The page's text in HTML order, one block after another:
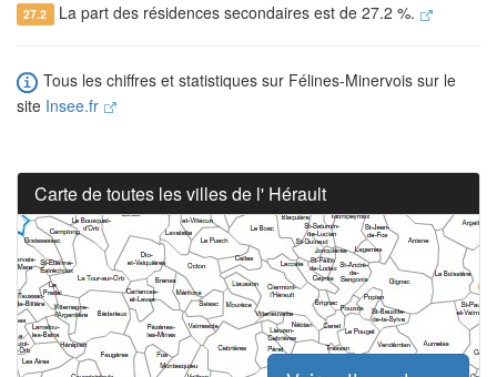
27.2 La part des résidences secondaires est de 27.2 %.
Tous les chiffres et statistiques sur Félines-Minervois sur le
site Insee.fr
Carte de toutes les villes de l' Hérault